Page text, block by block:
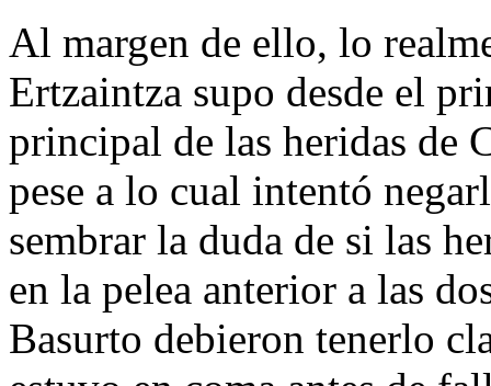
Al margen de ello, lo
Ertzaintza supo desde el
principal de las heridas de
pese a lo cual intentó
sembrar la duda de si las
en la pelea anterior a las
Basurto debieron tenerlo